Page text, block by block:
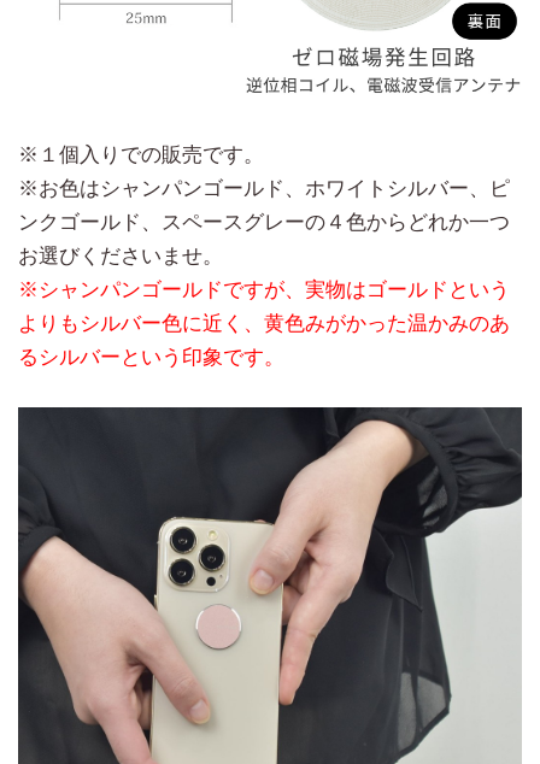
※１個入りでの販売です。
※お色はシャンパンゴールド、ホワイトシルバー、ピ
ンクゴールド、スペースグレーの４色からどれか一つ
お選びくださいませ。
※シャンパンゴールドですが、実物はゴールドという
よりもシルバー色に近く、黄色みがかった温かみのあ
るシルバーという印象です。